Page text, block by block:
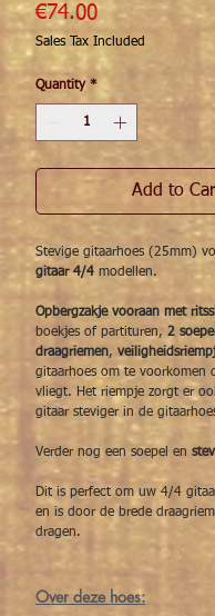
€74.00Price
Sales Tax Included
Quantity *
Add to
Stevige gitaarhoes (25mm)
gitaar 4/4 modellen.
Opbergzakje vooraan met
boekjes of partituren, 2
draagriemen,
gitaarhoes om te voorkomen
vliegt. Het riempje zorgt er
gitaar steviger in de
Verder nog een soepel en
Dit is perfect om uw 4/4
en is door de brede
dragen.
Over deze hoes: